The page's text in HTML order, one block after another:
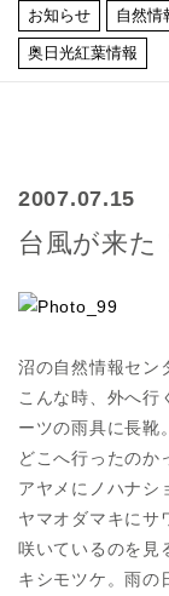
お知らせ 自然情
奥日光紅葉情報
2007.07.15
台風が来た
沼の自然情報セン
こんな時、外へ行
ーツの雨具に長靴
どこへ行ったのか
アヤメにノハナシ
ヤマオダマキにサ
咲いているのを見
キシモツケ。雨の